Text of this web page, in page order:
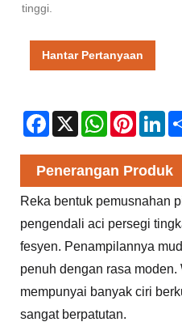
tinggi.
Hantar Pertanyaan
Facebook
X WhatsAppPinterest
Penerangan Produk
Reka bentuk pemusnahan
pengendali aci persegi
fesyen. Penampilannya
penuh dengan rasa
mempunyai banyak ciri
sangat berpatutan.